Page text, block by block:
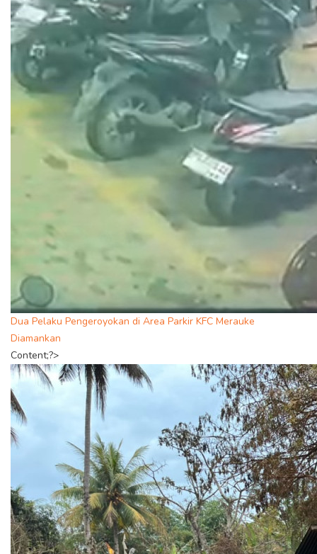
Dua Pelaku Pengeroyokan di Area Parkir KFC Merauke
Diamankan
Content;?>